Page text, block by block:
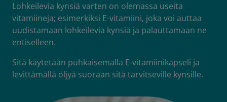
Lohkeilevia kynsiä varten on olemassa useita
vitamiineja; esimerkiksi E-vitamiini, joka voi auttaa
uudistamaan lohkeilevia kynsiä ja palauttamaan ne
entiselleen.
Sitä käytetään puhkaisemalla E-vitamiinikapseli ja
levittämällä öljyä suoraan sitä tarvitseville kynsille.